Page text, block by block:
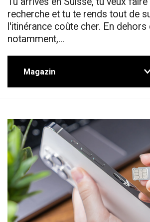
recherche et tu te rends tout de
l'itinérance coûte cher. En dehors
notamment,...